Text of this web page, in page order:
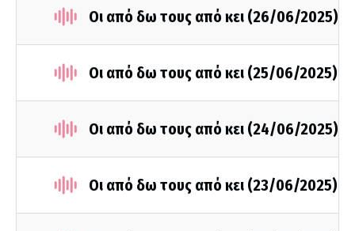
Οι από δω τους από κει (26/06/2025)
Οι από δω τους από κει (25/06/2025)
Οι από δω τους από κει (24/06/2025)
Οι από δω τους από κει (23/06/2025)